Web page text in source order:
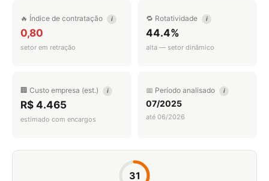
🔥 Índice de contratação i
0,80
setor em retração
🔁 Rotatividade i
44.4%
alta — setor dinâmico
🏢 Custo empresa (est.) i
R$ 4.465
estimado com encargos
📅 Período analisado i
07/2025
até 06/2026
31